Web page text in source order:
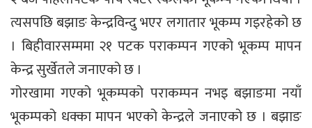
त्यसपछि बझाङ केन्द्रविन्दु भएर लगातार भूकम्प गइरहेको छ
। बिहीवारसम्ममा २१ पटक पराकम्पन गएको भूकम्प मापन
केन्द्र सुर्खेतले जनाएको छ ।
गोरखामा गएको भूकम्पको पराकम्पन नभइ बझाङमा नयाँ
भूकम्पको धक्का मापन भएको केन्द्रले जनाएको छ । बझाङ